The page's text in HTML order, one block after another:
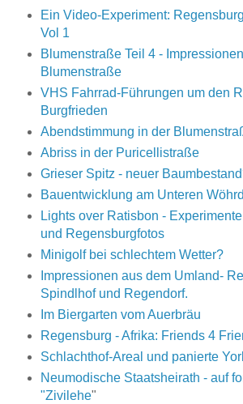
Ein Video-Experiment:
Vol 1
Blumenstraße Teil 4 -
Blumenstraße
VHS Fahrrad-Führungen um den
Burgfrieden
Abendstimmung in der
Abriss in der Puricellistraße
Grieser Spitz - neuer
Bauentwicklung am Unteren Wöhrd
Lights over Ratisbon -
und Regensburgfotos
Minigolf bei schlechtem Wetter?
Impressionen aus dem Umland-
Spindlhof und Regendorf.
Im Biergarten vom Auerbräu
Regensburg - Afrika: Friends 4
Schlachthof-Areal und panierte
Neumodische Staatsheirath - auf
"Zivilehe"